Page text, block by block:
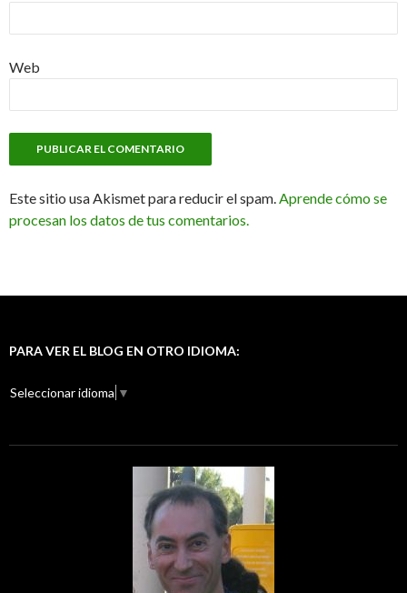
Web
Este sitio usa Akismet para reducir el spam.Aprende cómo se
procesan los datos de tus comentarios.
PARA VER EL BLOG EN OTRO IDIOMA:
Seleccionar idioma ▼